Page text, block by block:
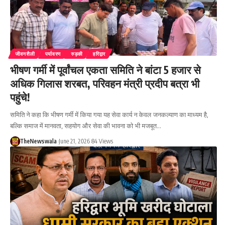
जीवनशैली पर्यावरण रुड़की हरिद्वार
भीषण गर्मी में पूर्वांचल एकता समिति ने बांटा 5 हजार से
अधिक गिलास शरबत, परिवहन मंत्री प्रदीप बत्रा भी
पहुंचे!
समिति ने कहा कि भीषण गर्मी में किया गया यह सेवा कार्य न केवल जनकल्याण का माध्यम है,
बल्कि समाज में मानवता, सहयोग और सेवा की भावना को भी मजबूत…
TheNewswala June 21, 2026 84 Views